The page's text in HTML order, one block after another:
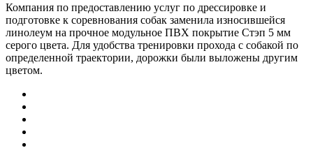
Компания по предоставлению услуг по дрессировке и
подготовке к соревнования собак заменила износившейся
линолеум на прочное модульное ПВХ покрытие Стэп 5 мм
серого цвета. Для удобства тренировки прохода с собакой по
определенной траектории, дорожки были выложены другим
цветом.